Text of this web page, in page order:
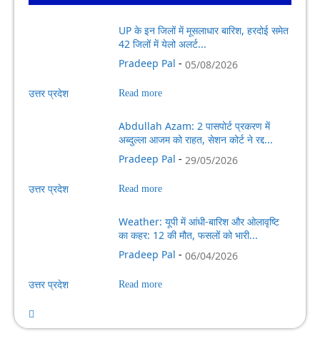
उत्तर प्रदेश
UP के इन जिलों में मूसलाधार बारिश, हरदोई समेत
42 जिलों में येलो अलर्ट...
Pradeep Pal - 05/08/2026
Read more
उत्तर प्रदेश
Abdullah Azam: 2 पासपोर्ट प्रकरण में
अब्दुल्ला आजम को राहत, सेशन कोर्ट ने रद्द...
Pradeep Pal - 29/05/2026
Read more
उत्तर प्रदेश
Weather: यूपी में आंधी-बारिश और ओलावृष्टि
का कहर: 12 की मौत, फसलों को भारी...
Pradeep Pal - 06/04/2026
Read more